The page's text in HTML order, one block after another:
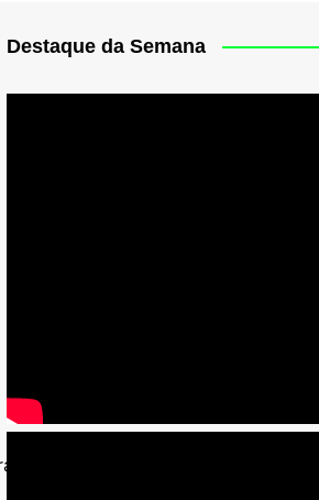
– Mayke Toscano]
Destaque da Semana